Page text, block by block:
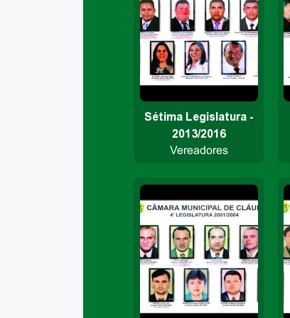
Sétima Legislatura -
2013/2016
Vereadores